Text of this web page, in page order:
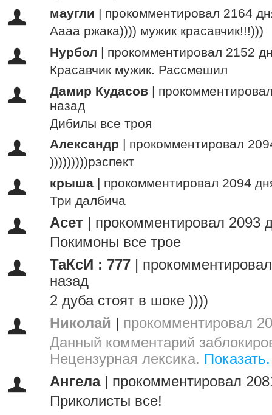
маугли | прокомментировал 2164
Аааа ржака)))) мужик красавчик!!!)))
Нурбол | прокомментировал 2152
Красавчик мужик. Рассмешил
Дамир Кудасов |
назад
Дибилы все троя
Александр | прокомментировал
)))))))))рэспект
крыша | прокомментировал 2094
Три далбича
Асет
прокомментировал 2093
Покимоны все трое
ТаКсИ : 777
назад
2 дуба стоят в шоке ))))
Николай
прокомментировал
Данный комментарий
Нецензурная лексика. Показать.
Ангела| прокомментировал
Приколисты все!